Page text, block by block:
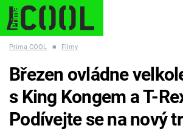
ESCAPE PLNEJ KOTEL AVENGERS 5
Prima COOL ■ Filmy
Březen ovládne
s King Kongem a T-
Podívejte se na nový